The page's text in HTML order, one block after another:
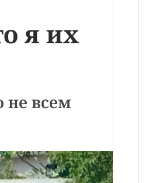
я их
не всем